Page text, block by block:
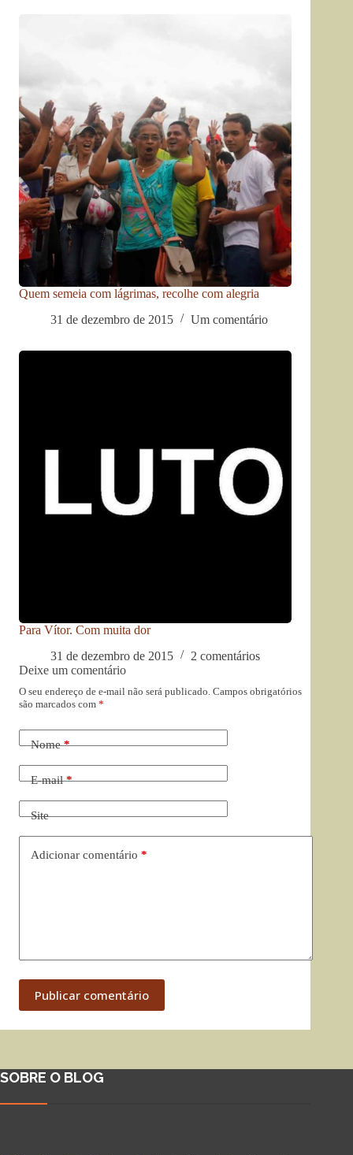
Quem semeia com lágrimas, recolhe com alegria
31 de dezembro de 2015
Um comentário
Para Vítor. Com muita dor
31 de dezembro de 2015
2 comentários
Deixe um comentário
O seu endereço de e-mail não será publicado. Campos obrigatórios
são marcados com *
Nome*
E-mail*
Site
Adicionar comentário *
Publicar comentário
SOBRE O BLOG